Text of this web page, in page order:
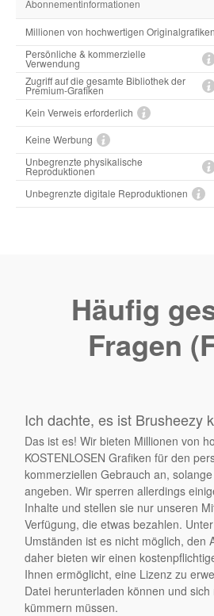
Abonnementinformationen
Millionen von hochwertigen Originalgrafiken
Persönliche & kommerzielle
Verwendung
Zugriff auf die gesamte Bibliothek der
Premium-Grafiken
Kein Verweis erforderlich
Keine Werbung
Unbegrenzte physikalische
Reproduktionen
Unbegrenzte digitale Reproduktionen
Häufig
Fragen
Ich dachte, es ist Brusheezy
Das ist es! Wir bieten Millionen von
KOSTENLOSEN Grafiken für den
kommerziellen Gebrauch an,
angeben. Wir sperren allerdings
Inhalte und stellen sie nur unseren
Verfügung, die etwas bezahlen.
Umständen ist es nicht möglich, den
daher bieten wir einen
Ihnen ermöglicht, eine Lizenz zu
Datei herunterladen können und
kümmern müssen.